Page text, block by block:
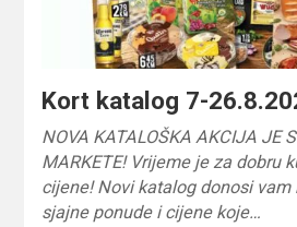
Kort katalog 7-
NOVA KATALOŠKA AKCIJA JE
MARKETE! Vrijeme je za dobru
cijene! Novi katalog donosi vam
sjajne ponude i cijene koje…